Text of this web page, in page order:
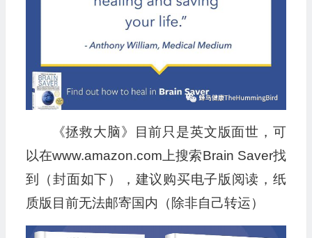
《拯救大脑》目前只是英文版面世，可
以在www.amazon.com上搜索Brain Saver找
到（封面如下），建议购买电子版阅读，纸
质版目前无法邮寄国内（除非自己转运）